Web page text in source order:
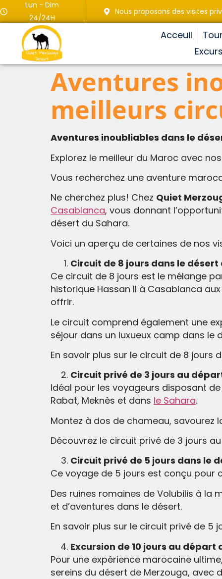
Lun - Dim
24/24H
Nous proposons des visites
Acceuil
Aventures
meilleurs
Aventures inoubliables dans le
Explorez le meilleur du Maroc avec
Vous recherchez une aventure
Ne cherchez plus! Chez Quiet
Casablanca, vous donnant
désert du Sahara.
Voici un aperçu de certaines de nos
Circuit de 8 jours dans le
Ce circuit de 8 jours est le mélange
historique Hassan II à Casablanca
offrir.
Le circuit comprend également une
séjour dans un luxueux camp dans le
En savoir plus sur le circuit de 8 jours
Circuit privé de 3 jours au
Idéal pour les voyageurs disposant
Rabat, Meknès et dans le Sahara.
Montez à dos de chameau, savourez
Découvrez le circuit privé de 3 jours
Circuit privé de 5 jours dans le
Ce voyage de 5 jours est conçu pour
Des ruines romaines de Volubilis à la
et d’aventures dans le désert.
En savoir plus sur le circuit privé de 5
Excursion de 10 jours au départ
Pour une expérience marocaine
sereins du désert de Merzouga, avec